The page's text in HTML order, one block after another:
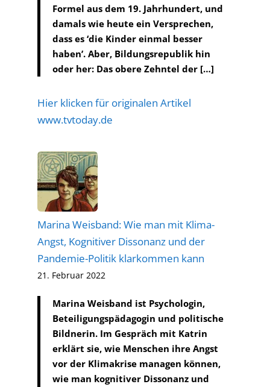
Formel aus dem 19. Jahrhundert, und
damals wie heute ein Versprechen,
dass es ‘die Kinder einmal besser
haben’. Aber, Bildungsrepublik hin
oder her: Das obere Zehntel der […]
Hier klicken für originalen Artikel
www.tvtoday.de
Marina Weisband: Wie man mit Klima-
Angst, Kognitiver Dissonanz und der
Pandemie-Politik klarkommen kann
21. Februar 2022
Marina Weisband ist Psychologin,
Beteiligungspädagogin und politische
Bildnerin. Im Gespräch mit Katrin
erklärt sie, wie Menschen ihre Angst
vor der Klimakrise managen können,
wie man kognitiver Dissonanz und